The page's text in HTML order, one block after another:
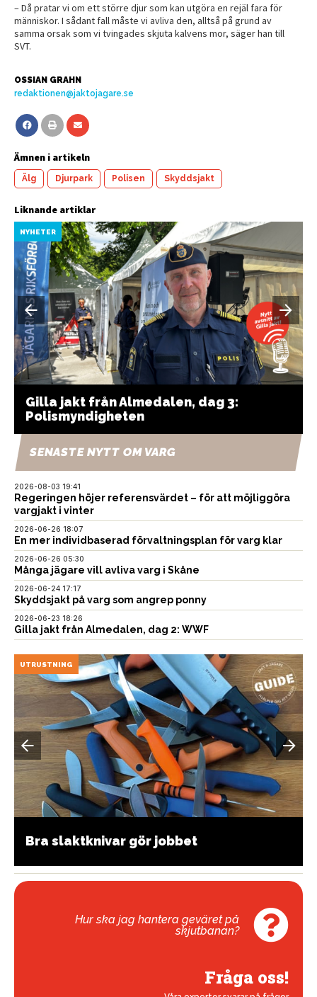
– Då pratar vi om ett större djur som kan utgöra en rejäl fara för
människor. I sådant fall måste vi avliva den, alltså på grund av
samma orsak som vi tvingades skjuta kalvens mor, säger han till
SVT.
OSSIAN GRAHN
redaktionen@jaktojagare.se
Ämnen i artikeln
Älg Djurpark Polisen Skyddsjakt
Liknande artiklar
NYHETER
Gilla jakt från Almedalen, dag 3:
Polismyndigheten
SENASTE NYTT OM VARG
2026-08-03 19:41
Regeringen höjer referensvärdet – för att möjliggöra
vargjakt i vinter
2026-06-26 18:07
En mer individbaserad förvaltningsplan för varg klar
2026-06-26 05:30
Många jägare vill avliva varg i Skåne
2026-06-24 17:17
Skyddsjakt på varg som angrep ponny
2026-06-23 18:26
Gilla jakt från Almedalen, dag 2: WWF
UTRUSTNING
Bra slaktknivar gör jobbet
Hur ska jag hantera geväret på
skjutbanan?
Fråga oss!